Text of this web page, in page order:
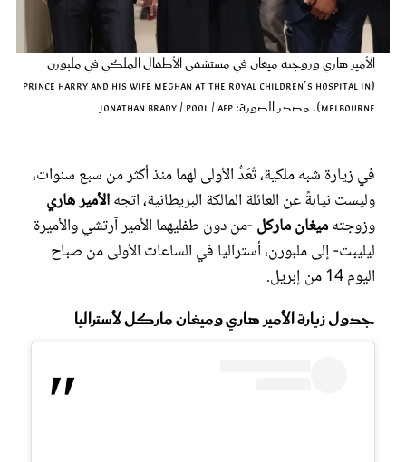
الأمير هاري وزوجته ميغان في مستشفى الأطفال الملكي في ملبورن
(Prince Harry and his wife Meghan at the Royal Children's Hospital in
Melbourne). مصدر الصورة: Jonathan Brady / POOL / AFP
في زيارة شبه ملكية، تُعَدُّ الأولى لهما منذ أكثر من سبع سنوات،
وليست نيابةً عن العائلة المالكة البريطانية، اتجهالأمير هاري
وزوجتهميغان ماركل-من دون طفليهما الأمير آرتشي والأميرة
ليليبت- إلى ملبورن، أستراليا في الساعات الأولى من صباح
اليوم 14 من إبريل.
جدول زيارة الأمير هاري وميغان ماركل لأستراليا
مجلة سيدتي
غلاف رفمي